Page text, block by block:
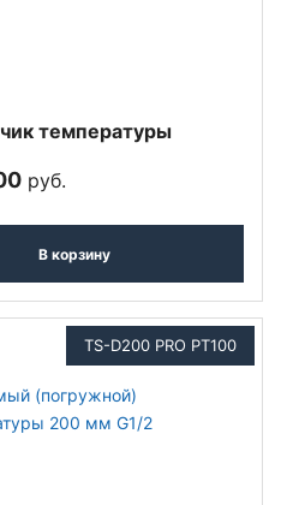
температуры
руб.
В корзину
TS-D200 PRO PT100